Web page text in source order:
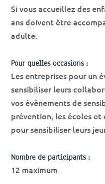
Si vous accueillez des
ans doivent être
adulte.
Pour quelles occasions :
Les entreprises pour un
sensibiliser leurs
vos évènements de
prévention, les écoles
pour sensibiliser leurs
Nombre de participants :
12 maximum